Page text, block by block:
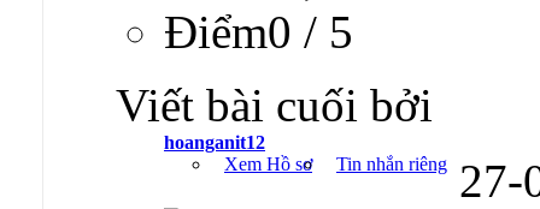
Ðiểm0 / 5
Viết bài cuối bởi
hoanganit12
Xem Hồ sơ
Tin nhắn riêng 27-